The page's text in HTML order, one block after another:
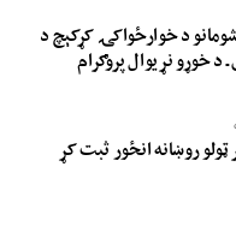
د خوارځواکۍ کړکېچ د
خوړو نړیوال پروګرام
روښانه انځور ثبت کړ